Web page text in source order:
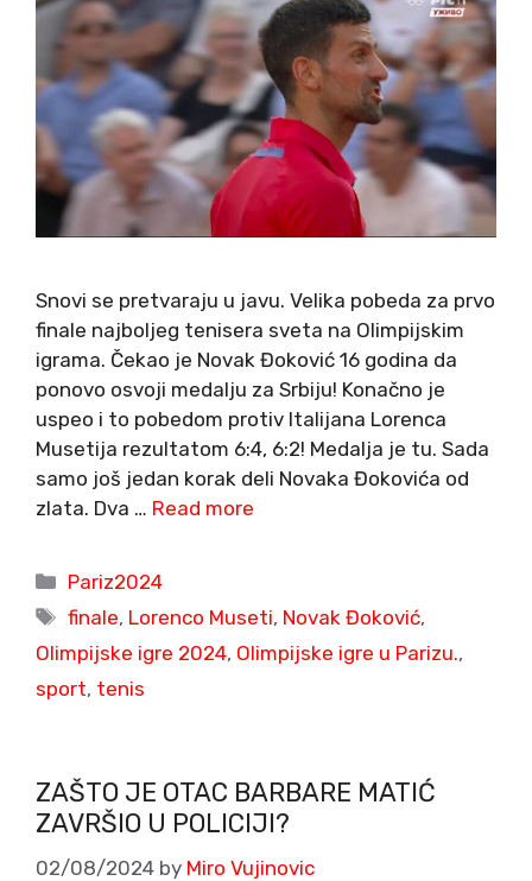
Snovi se pretvaraju u javu. Velika pobeda za prvo
finale najboljeg tenisera sveta na Olimpijskim
igrama. Čekao je Novak Đoković 16 godina da
ponovo osvoji medalju za Srbiju! Konačno je
uspeo i to pobedom protiv Italijana Lorenca
Musetija rezultatom 6:4, 6:2! Medalja je tu. Sada
samo još jedan korak deli Novaka Đokovića od
zlata. Dva … Read more
Categories
Pariz2024
Tags
finale, Lorenco Museti, Novak Đoković,
Olimpijske igre 2024, Olimpijske igre u Parizu.,
sport, tenis
ZAŠTO JE OTAC BARBARE MATIĆ
ZAVRŠIO U POLICIJI?
02/08/2024 by Miro Vujinovic